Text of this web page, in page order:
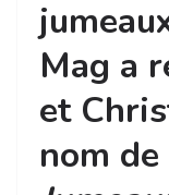
Mag a
et
nom de